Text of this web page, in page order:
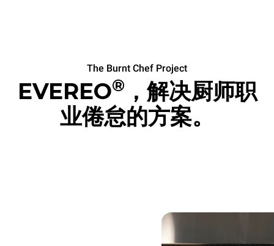
The Burnt Chef Project
EVEREO® ，解决厨师职
业倦怠的方案。